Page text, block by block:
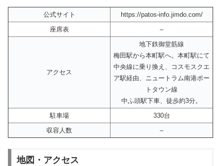
公式サイト
https://patos-info.jimdo.com/
座席表
–
アクセス
地下鉄御堂筋線
梅田駅から本町駅へ。本町駅にて
中央線に乗り換え、コスモスクエ
ア駅経由、ニュートラム南港ポー
トタウン線
中ふ頭駅下車、徒歩約3分。
駐車場
330台
収容人数
–
地図・アクセス